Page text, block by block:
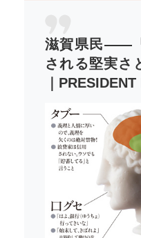
滋賀県民――
される堅実さ
｜